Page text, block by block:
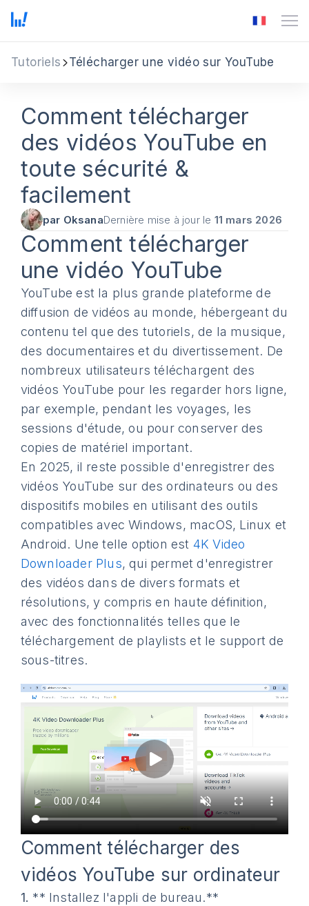
Tutoriels Télécharger une vidéo sur YouTube
Comment télécharger
des vidéos YouTube en
toute sécurité &
facilement
par OksanaDernière mise à jour le 11 mars 2026
Comment télécharger
une vidéo YouTube
YouTube est la plus grande plateforme de
diffusion de vidéos au monde, hébergeant du
contenu tel que des tutoriels, de la musique,
des documentaires et du divertissement. De
nombreux utilisateurs téléchargent des
vidéos YouTube pour les regarder hors ligne,
par exemple, pendant les voyages, les
sessions d'étude, ou pour conserver des
copies de matériel important.
En 2025, il reste possible d'enregistrer des
vidéos YouTube sur des ordinateurs ou des
dispositifs mobiles en utilisant des outils
compatibles avec Windows, macOS, Linux et
Android. Une telle option est 4K Video
Downloader Plus, qui permet d'enregistrer
des vidéos dans de divers formats et
résolutions, y compris en haute définition,
avec des fonctionnalités telles que le
téléchargement de playlists et le support de
sous-titres.
Comment télécharger des
vidéos YouTube sur ordinateur
1. ** Installez l'appli de bureau.**